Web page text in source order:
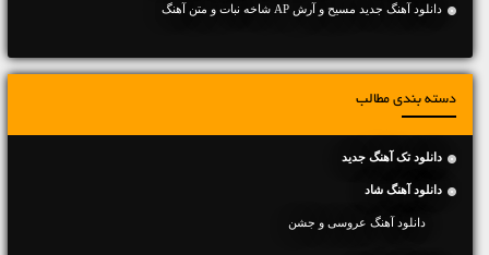
دانلود آهنگ جديد مسیح و آرش AP شاخه نبات و متن آهنگ
دسته بندی مطالب
دانلود تک آهنگ جدید
دانلود آهنگ شاد
دانلود آهنگ عروسی و جشن